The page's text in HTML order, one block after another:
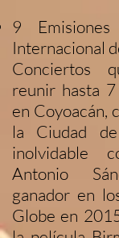
9
Internacional
Conciertos
reunir hasta
en Coyoacán,
la Ciudad
inolvidable
Antonio
ganador en
Globe en